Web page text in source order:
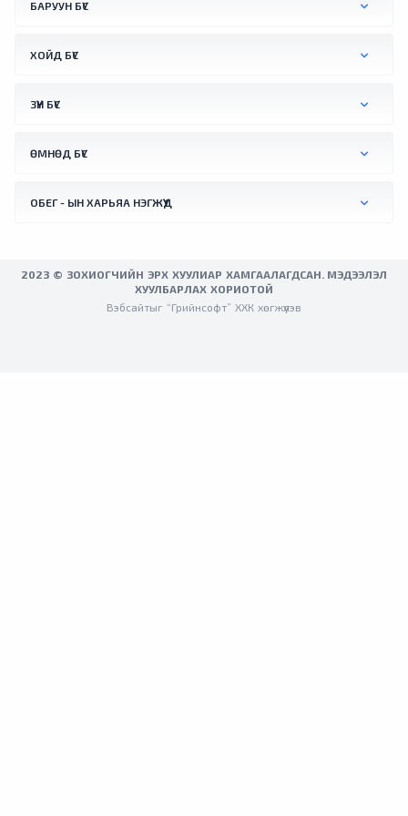
БАРУУН БҮС
ХОЙД БҮС
ЗҮҮН БҮС
ӨМНӨД БҮС
ОБЕГ - ЫН ХАРЬЯА НЭГЖҮҮД
2023 © ЗОХИОГЧИЙН ЭРХ ХУУЛИАР ХАМГААЛАГДСАН. МЭДЭЭЛЭЛ
ХУУЛБАРЛАХ ХОРИОТОЙ
Вэбсайтыг “Грийнсофт” ХХК хөгжүүлэв